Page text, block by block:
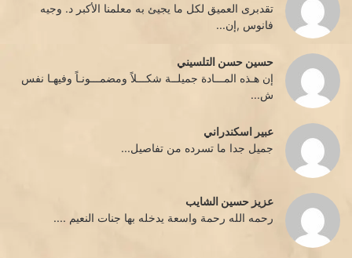
تقدبرى العميق لكل ما يجيئ به معلمنا الأكبر د. وجيه
فانوس ,إن...
حسين حسن التلسيني
إن هـذه المـــادة جميلــة شكـــلاً ومضمـــونـاً وفيهـا نفس
ش...
عبير اسكندراني
جميل جدا ما تسرده من تفاصيل...
عزيز حسين الشايب
رحمه الله رحمة واسعة يدخله بها جنات النعيم ....